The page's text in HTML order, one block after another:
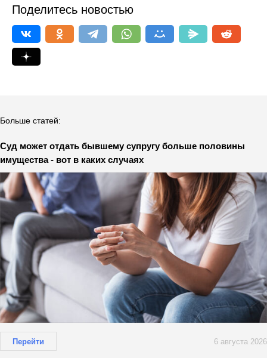
Поделитесь новостью
Больше статей:
Суд может отдать бывшему супругу больше половины
имущества - вот в каких случаях
Перейти 6 августа 2026